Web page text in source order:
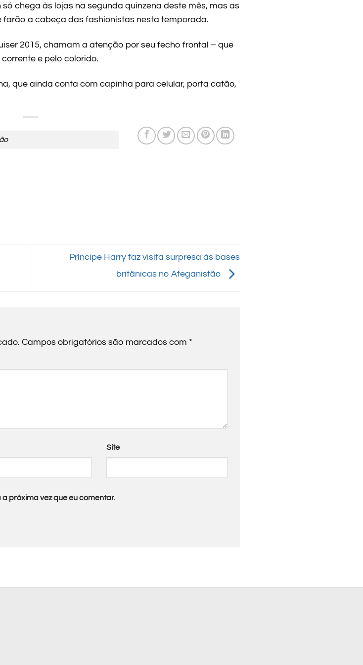
chega às lojas na segunda quinzena deste mês, mas as
a cabeça das fashionistas nesta temporada.
2015, chamam a atenção por seu fecho frontal – que
e pelo colorido.
que ainda conta com capinha para celular, porta catão,
Príncipe Harry faz visita surpresa às bases
britânicas no Afeganistão
Campos obrigatórios são marcados com *
Site
próxima vez que eu comentar.